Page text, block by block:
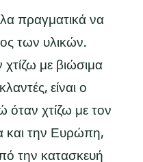
πραγματικά να
των υλικών.
χτίζω με βιώσιμα
είναι ο
όταν χτίζω με τον
και την Ευρώπη,
την κατασκευή